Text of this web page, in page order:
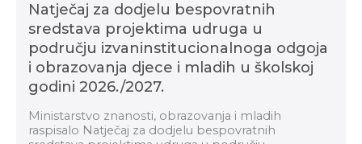
Natječaj za dodjelu bespovratnih
sredstava projektima udruga u
području izvaninstitucionalnoga odgoja
i obrazovanja djece i mladih u školskoj
godini 2026./2027.
Ministarstvo znanosti, obrazovanja i mladih
raspisalo Natječaj za dodjelu bespovratnih